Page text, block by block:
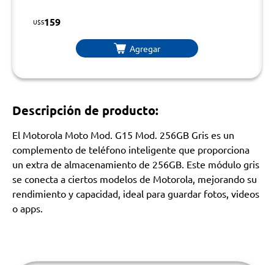
U$S159
Agregar
Descripción de producto:
El Motorola Moto Mod. G15 Mod. 256GB Gris es un
complemento de teléfono inteligente que proporciona
un extra de almacenamiento de 256GB. Este módulo gris
se conecta a ciertos modelos de Motorola, mejorando su
rendimiento y capacidad, ideal para guardar fotos, videos
o apps.